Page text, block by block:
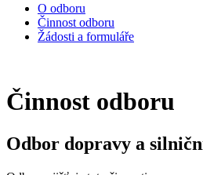
O odboru
Činnost odboru
Žádosti a formuláře
Činnost odboru
Odbor dopravy a